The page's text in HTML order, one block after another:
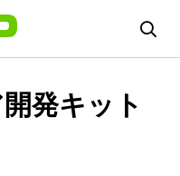
発キット